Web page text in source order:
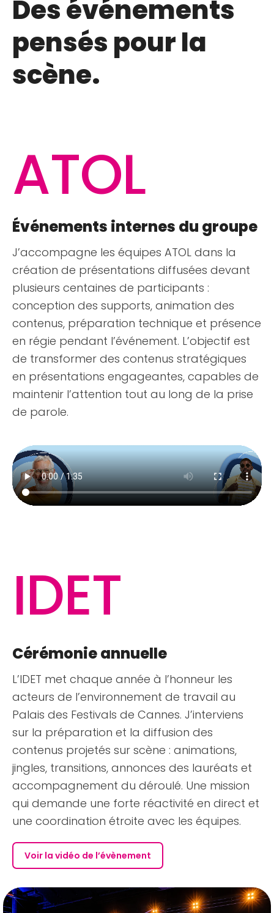
Des événements
pensés pour la
scène.
ATOL
Événements internes du groupe
J’accompagne les équipes ATOL dans la
création de présentations diffusées devant
plusieurs centaines de participants :
conception des supports, animation des
contenus, préparation technique et présence
en régie pendant l’événement. L’objectif est
de transformer des contenus stratégiques
en présentations engageantes, capables de
maintenir l’attention tout au long de la prise
de parole.
IDET
Cérémonie annuelle
L’IDET met chaque année à l’honneur les
acteurs de l’environnement de travail au
Palais des Festivals de Cannes. J’interviens
sur la préparation et la diffusion des
contenus projetés sur scène : animations,
jingles, transitions, annonces des lauréats et
accompagnement du déroulé. Une mission
qui demande une forte réactivité en direct et
une coordination étroite avec les équipes.
Voir la vidéo de l’évènement